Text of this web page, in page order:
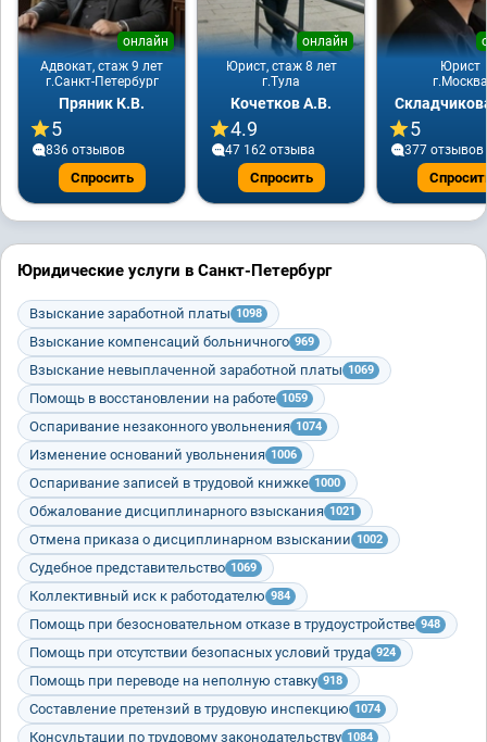
Адвокат, стаж 9 лет
онлайн
г.Санкт-Петербург
Пряник К.В.
5
836 отзывов
Спросить
Юрист, стаж 8 лет
онлайн
г.Тула
Кочетков А.В.
4.9
47 162 отзывa
Спросить
Юрист
г.Москва
5
377 отзывов
Юридические услуги в Санкт-Петербург
Взыскание заработной платы 1098
Взыскание компенсаций больничного 969
Взыскание невыплаченной заработной платы 1069
Помощь в восстановлении на работе 1059
Оспаривание незаконного увольнения 1074
Изменение оснований увольнения 1006
Оспаривание записей в трудовой книжке 1000
Обжалование дисциплинарного взыскания 1021
Отмена приказа о дисциплинарном взыскании 1002
Судебное представительство 1069
Коллективный иск к работодателю 984
Помощь при безосновательном отказе в трудоустройстве 948
Помощь при отсутствии безопасных условий труда 924
Помощь при переводе на неполную ставку 918
Составление претензий в трудовую инспекцию 1074
Консультации по трудовому законодательству 1084